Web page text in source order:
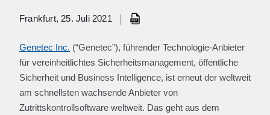
Frankfurt, 25. Juli 2021
Genetec Inc. (“Genetec”), führender Technologie-Anbieter
für vereinheitlichtes Sicherheitsmanagement, öffentliche
Sicherheit und Business Intelligence, ist erneut der weltweit
am schnellsten wachsende Anbieter von
Zutrittskontrollsoftware weltweit. Das geht aus dem